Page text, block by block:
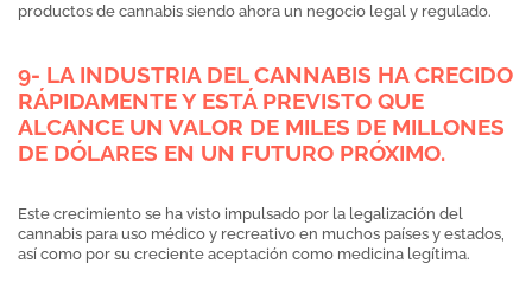
productos de cannabis siendo ahora un negocio legal y regulado.
9- LA INDUSTRIA DEL CANNABIS HA CRECIDO
RÁPIDAMENTE Y ESTÁ PREVISTO QUE
ALCANCE UN VALOR DE MILES DE MILLONES
DE DÓLARES EN UN FUTURO PRÓXIMO.
Este crecimiento se ha visto impulsado por la legalización del
cannabis para uso médico y recreativo en muchos países y estados,
así como por su creciente aceptación como medicina legítima.